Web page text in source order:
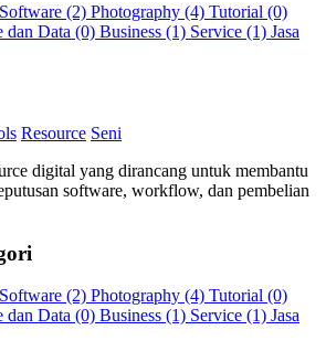
Software (2) Photography (4) Tutorial (0)
dan Data (0) Business (1) Service (1) Jasa
Resource Seni
digital yang dirancang untuk membantu
software, workflow, dan pembelian
Software (2) Photography (4) Tutorial (0)
dan Data (0) Business (1) Service (1) Jasa